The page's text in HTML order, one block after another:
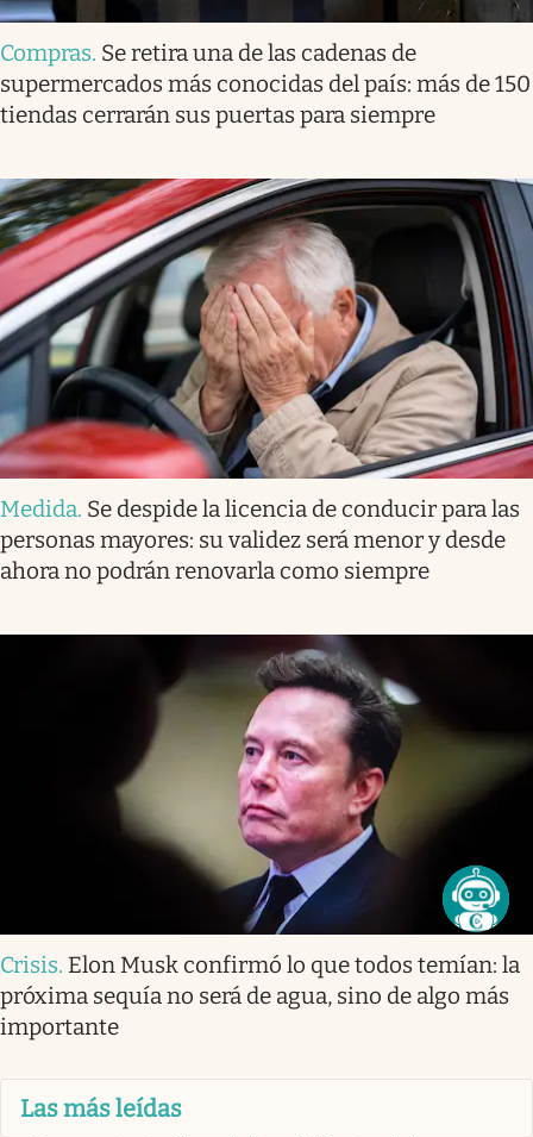
Compras. Se retira una de las cadenas de
supermercados más conocidas del país: más de 150
tiendas cerrarán sus puertas para siempre
Medida. Se despide la licencia de conducir para las
personas mayores: su validez será menor y desde
ahora no podrán renovarla como siempre
Crisis. Elon Musk confirmó lo que todos temían: la
próxima sequía no será de agua, sino de algo más
importante
Las más leídas